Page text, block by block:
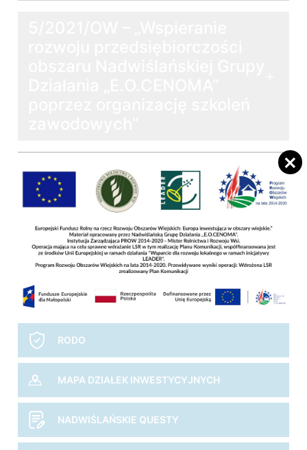
OGŁOSZENIA O NABORACH
DOKUMENTY APLIKACYJNE
ZAKOŃCZONE NABORY
RODO
MAPA DZIAŁEK INWESTYCYJNYCH
NADWIŚLAŃSKIE QUESTY